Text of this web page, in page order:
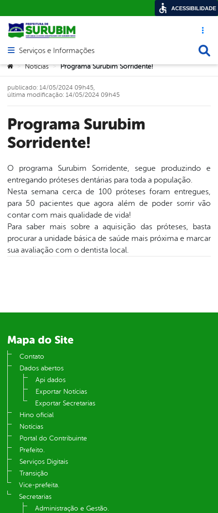
Acesso
Abrir menu principal de navegação
Serviços e Informações
Você está aqui:
> Notícias > Programa Surubim Sorridente!
Programa Surubim
Sorridente!
publicado: 14/05/2024 09h45,
última modificação: 14/05/2024 09h45
O programa Surubim Sorridente, segue produzindo e
entregando próteses dentárias para toda a população.
Nesta semana cerca de 100 próteses foram entregues,
para 50 pacientes que agora além de poder sorrir vão
contar com mais qualidade de vida!
Para saber mais sobre a aquisição das próteses, basta
procurar a unidade básica de saúde mais próxima e marcar
sua avaliação com o dentista local.
Mapa do Site
Contato
Dados abertos
Api dados
Exportar Notícias
Exportar Secretarias
Hino oficial
Notícias
Portal do Contribuinte
Prefeito.
Serviços Digitais
Transição
Vice-prefeita.
Secretarias
Administração e Gestão.
ACESSIBILIDADE